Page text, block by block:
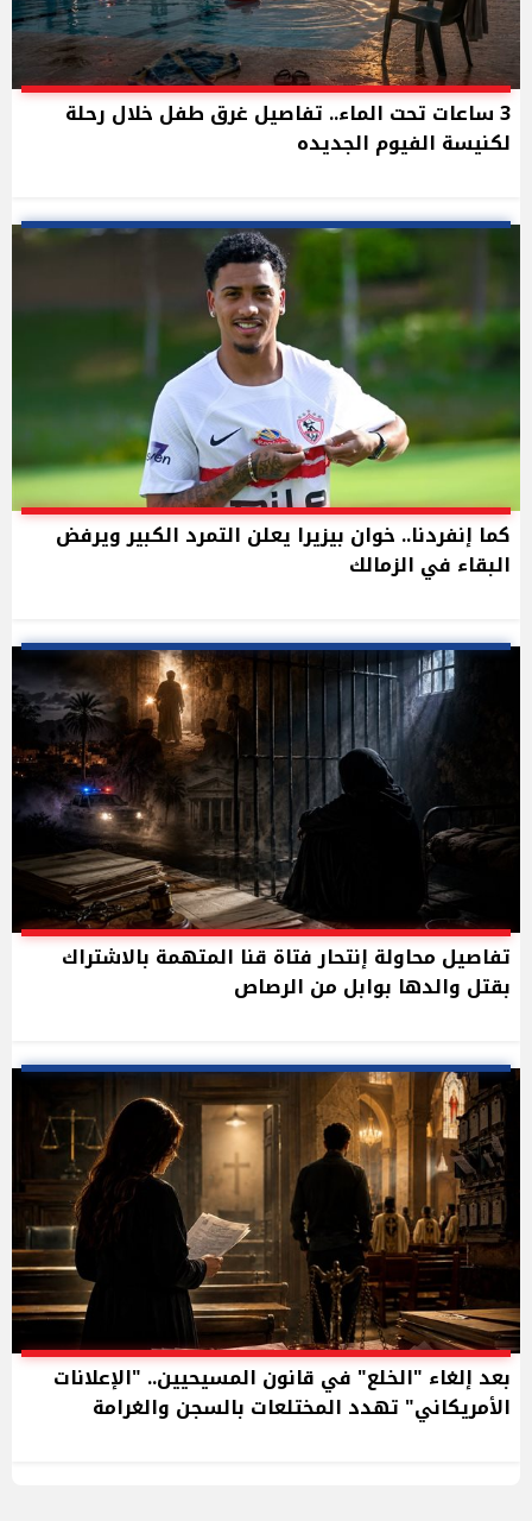
3 ساعات تحت الماء.. تفاصيل غرق طفل خلال رحلة
لكنيسة الفيوم الجديده
كما إنفردنا.. خوان بيزيرا يعلن التمرد الكبير ويرفض
البقاء في الزمالك
تفاصيل محاولة إنتحار فتاة قنا المتهمة بالاشتراك
بقتل والدها بوابل من الرصاص
بعد إلغاء "الخلع" في قانون المسيحيين.. "الإعلانات
الأمريكاني" تهدد المختلعات بالسجن والغرامة